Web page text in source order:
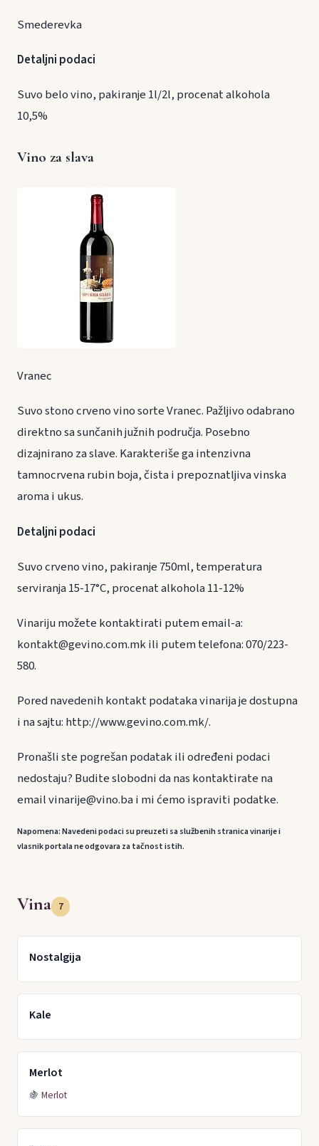
Smederevka
Detaljni podaci
Suvo belo vino, pakiranje 1l/2l, procenat alkohola
10,5%
Vino za slava
Vranec
Suvo stono crveno vino sorte Vranec. Pažljivo odabrano
direktno sa sunčanih južnih područja. Posebno
dizajnirano za slave. Karakteriše ga intenzivna
tamnocrvena rubin boja, čista i prepoznatljiva vinska
aroma i ukus.
Detaljni podaci
Suvo crveno vino, pakiranje 750ml, temperatura
serviranja 15-17°C, procenat alkohola 11-12%
Vinariju možete kontaktirati putem email-a:
kontakt@gevino.com.mk ili putem telefona: 070/223-
580.
Pored navedenih kontakt podataka vinarija je dostupna
i na sajtu: http://www.gevino.com.mk/.
Pronašli ste pogrešan podatak ili određeni podaci
nedostaju? Budite slobodni da nas kontaktirate na
email vinarije@vino.ba i mi ćemo ispraviti podatke.
Napomena: Navedeni podaci su preuzeti sa službenih stranica vinarije i
vlasnik portala ne odgovara za tačnost istih.
Vina 7
Nostalgija
Kale
Merlot
🍇 Merlot